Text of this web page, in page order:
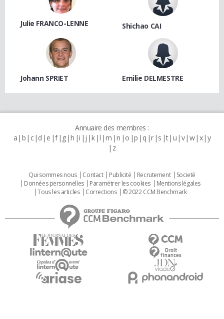
Julie FRANCO-LENNE Shichao CAI
Johann SPRIET Emilie DELMESTRE
Annuaire des membres :
a b c d e f g h i j k l m n o p q r s t u v w x y
z
Qui sommes nous Contact Publicité Recrutement
Societé
Données personnelles
Paramétrer les cookies
Mentions légales
Tous les articles
Corrections © 2022 CCM Benchmark